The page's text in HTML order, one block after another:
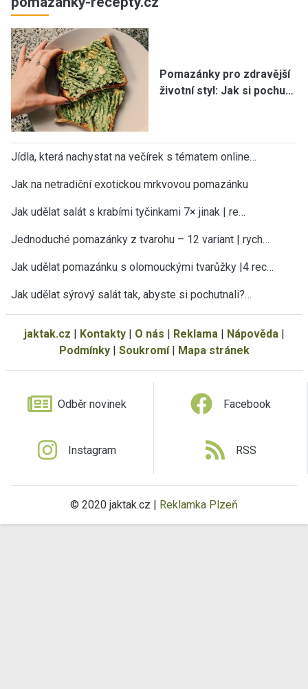
Pomazánky pro zdravější
životní styl: Jak si pochu…
Jídla, která nachystat na večírek s tématem online…
Jak na netradiční exotickou mrkvovou pomazánku
Jak udělat salát s krabími tyčinkami 7× jinak | re…
Jednoduché pomazánky z tvarohu – 12 variant | rych…
Jak udělat pomazánku s olomouckými tvarůžky |4 rec…
Jak udělat sýrový salát tak, abyste si pochutnali?…
jaktak.cz | Kontakty| O nás | Reklama | Nápověda |
Podmínky| Soukromí| Mapa stránek
Odběr novinek Facebook
Instagram RSS
© 2020 jaktak.cz | Reklamka Plzeň